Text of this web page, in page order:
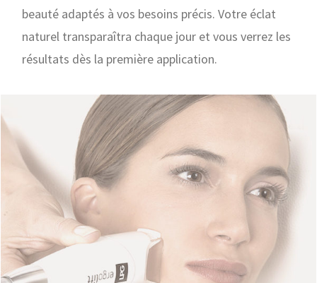
beauté adaptés à vos besoins précis. Votre éclat
naturel transparaîtra chaque jour et vous verrez les
résultats dès la première application.
Endermologie par LPG